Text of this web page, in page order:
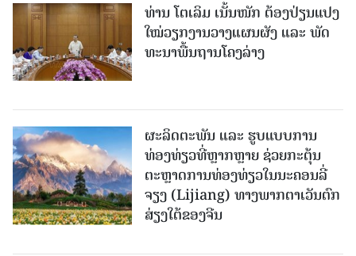
ທ່ານ ໂຕ​ເລິມ ເນັ້ນໜັກ ຕ້ອງ​ປ່ຽນ​ແປງ​
ໃໝ່​ວຽກ​ງານ​ວາງ​ແຜນ​ຜັງ ແລະ ​ພັດ​
ທະ​ນາ​ພື້ນ​ຖານ​ໂຄງ​ລ່າງ
ຜະລິດຕະພັນ ແລະ ຮູບແບບການ
ທ່ອງທ່ຽວທີ່ຫຼາກຫຼາຍ ຊ່ວຍກະຕຸ້ນ
ຕະຫຼາດການທ່ອງທ່ຽວໃນນະຄອນລີ່
ຈຽງ (Lijiang) ທາງພາກຕາເວັນຕົກ
ສ່ຽງໃຕ້ຂອງຈີນ